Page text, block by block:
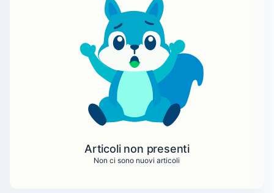
Articoli non presenti
Non ci sono nuovi articoli